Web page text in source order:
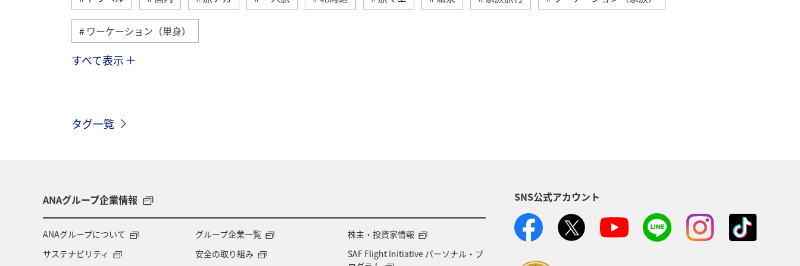
ワーケーション（単身）
九州地方
アユ
すべて表示
タグ一覧
ANAグループ企業情報
ANAグループについて グループ企業一覧
株主・投資家情報
サステナビリティ
安全の取り組み
SAF Flight Initiative パーソナル・プ
SNS公式アカウント